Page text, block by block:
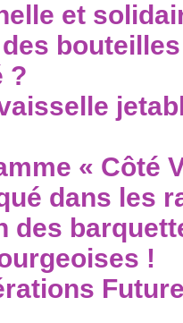
et
?
« Côté
dans les
des
!